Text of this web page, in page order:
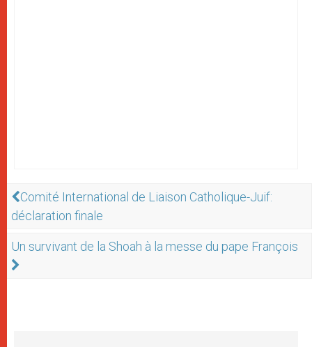
Comité International de Liaison Catholique-Juif:
déclaration finale
Un survivant de la Shoah à la messe du pape François